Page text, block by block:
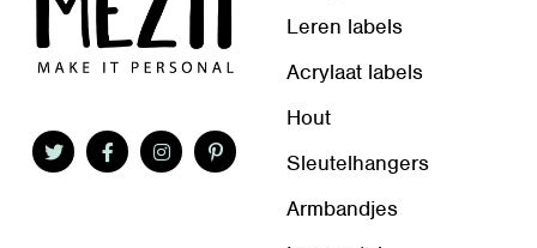
Leren labels
Acrylaat labels
Hout
Sleutelhangers
Armbandjes